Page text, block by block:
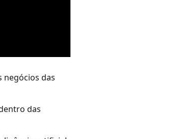
negócios das
das